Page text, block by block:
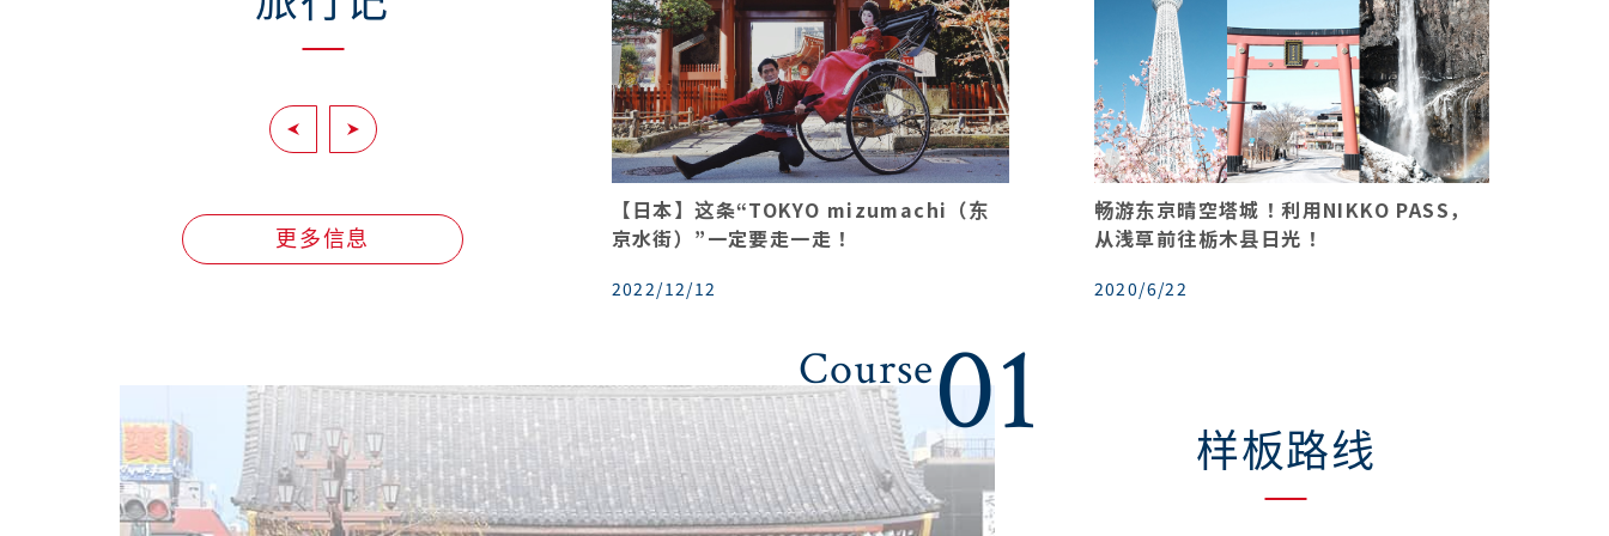
从东京晴空塔出发 追寻葛饰北齐的足迹探
访墨田老街
【日本】这条“TOKYO mizumachi（东
京水街）”一定要走一走！
2022/12/12
畅游东京晴空塔城！利用NIKKO PASS，
从浅草前往栃木县日光！
2020/6/22
更多信息
样板路线
Course01
Course02
Course03
Course04